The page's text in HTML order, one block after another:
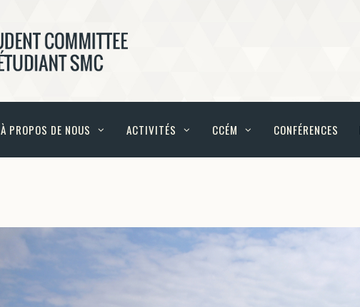
À PROPOS DE NOUS ACTIVITÉS CCÉM CONFÉRENCES